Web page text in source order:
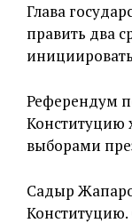
Глава
править два
Референдум
Конституцию
выборами
Садыр
Конституцию.